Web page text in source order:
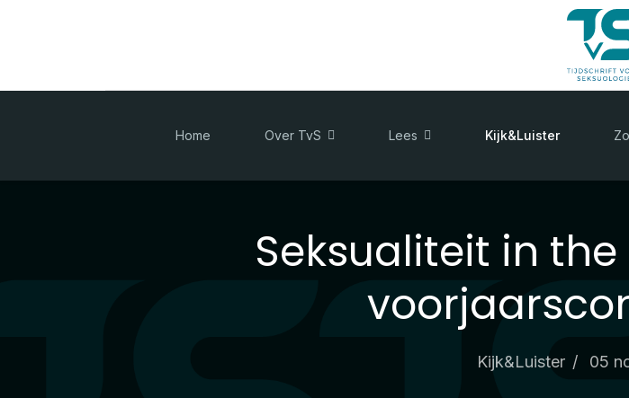
Home Over TvS Lees Kijk&Luister
Seksualiteit in
Kijk&Luister 05